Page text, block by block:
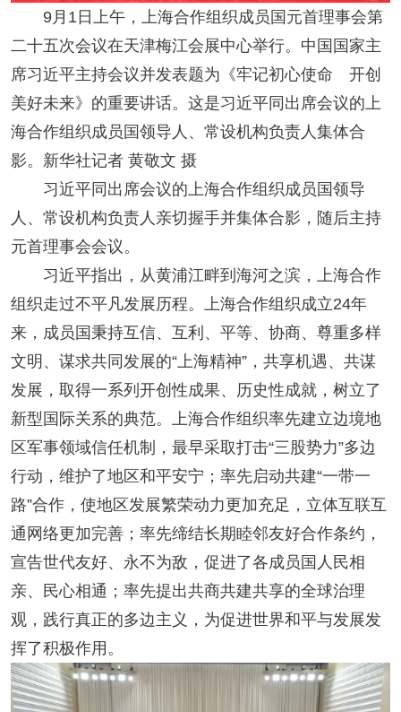
9月1日上午，上海合作组织成员国元首理事会第
二十五次会议在天津梅江会展中心举行。中国国家主
席习近平主持会议并发表题为《牢记初心使命 开创
美好未来》的重要讲话。这是习近平同出席会议的上
海合作组织成员国领导人、常设机构负责人集体合
影。新华社记者 黄敬文 摄
习近平同出席会议的上海合作组织成员国领导
人、常设机构负责人亲切握手并集体合影，随后主持
元首理事会会议。
习近平指出，从黄浦江畔到海河之滨，上海合作
组织走过不平凡发展历程。上海合作组织成立24年
来，成员国秉持互信、互利、平等、协商、尊重多样
文明、谋求共同发展的“上海精神”，共享机遇、共谋
发展，取得一系列开创性成果、历史性成就，树立了
新型国际关系的典范。上海合作组织率先建立边境地
区军事领域信任机制，最早采取打击“三股势力”多边
行动，维护了地区和平安宁；率先启动共建“一带一
路”合作，使地区发展繁荣动力更加充足，立体互联互
通网络更加完善；率先缔结长期睦邻友好合作条约，
宣告世代友好、永不为敌，促进了各成员国人民相
亲、民心相通；率先提出共商共建共享的全球治理
观，践行真正的多边主义，为促进世界和平与发展发
挥了积极作用。